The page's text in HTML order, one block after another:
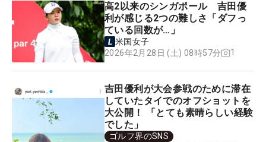
高2以来のシンガポール 吉田優
利が感じる2つの難しさ「ダフっ
ている回数が…」
米国女子
2026年2月28日 (土) 08時57分
1
吉田優利が大会参戦のために滞在
していたタイでのオフショットを
大公開！ 「とても素晴らしい経験
でした」
ゴルフ界のSNS